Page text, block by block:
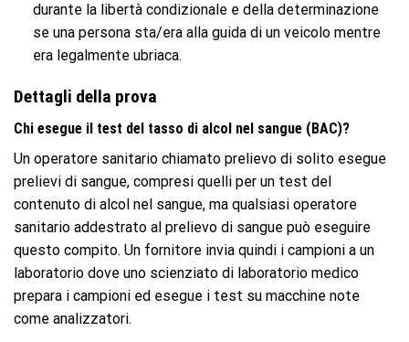
durante la libertà condizionale e della determinazione
se una persona sta/era alla guida di un veicolo mentre
era legalmente ubriaca.
Dettagli della prova
Chi esegue il test del tasso di alcol nel sangue (BAC)?
Un operatore sanitario chiamato prelievo di solito esegue
prelievi di sangue, compresi quelli per un test del
contenuto di alcol nel sangue, ma qualsiasi operatore
sanitario addestrato al prelievo di sangue può eseguire
questo compito. Un fornitore invia quindi i campioni a un
laboratorio dove uno scienziato di laboratorio medico
prepara i campioni ed esegue i test su macchine note
come analizzatori.